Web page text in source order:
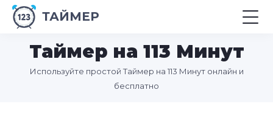
ТАЙМЕР
Таймер на 113 Минут
Используйте простой Таймер на 113 Минут онлайн и
бесплатно